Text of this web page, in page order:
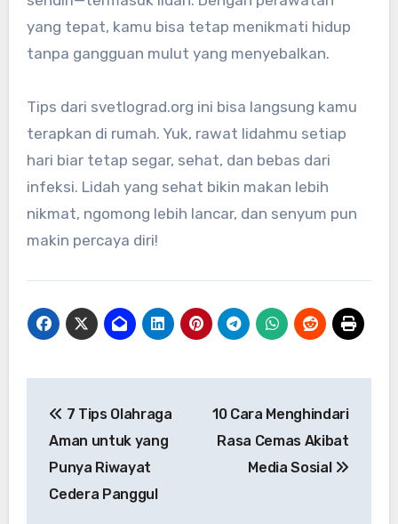
yang tepat, kamu bisa tetap menikmati hidup
tanpa gangguan mulut yang menyebalkan.
Tips dari svetlograd.org ini bisa langsung kamu
terapkan di rumah. Yuk, rawat lidahmu setiap
hari biar tetap segar, sehat, dan bebas dari
infeksi. Lidah yang sehat bikin makan lebih
nikmat, ngomong lebih lancar, dan senyum pun
makin percaya diri!
pos
7 Tips Olahraga
Aman untuk yang
Punya Riwayat
Cedera Panggul
10 Cara Menghindari
Rasa Cemas Akibat
Media Sosial